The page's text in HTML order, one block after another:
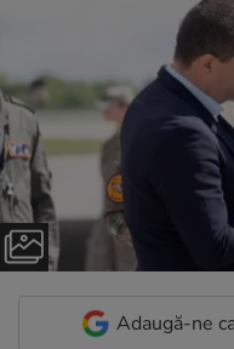
Adaugă-ne